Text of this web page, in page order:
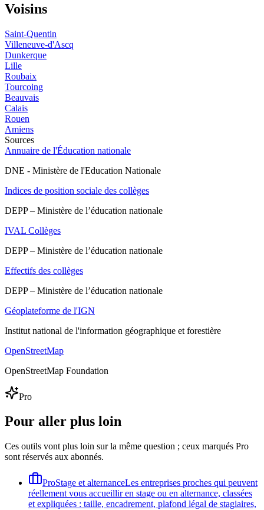
Voisins
Saint-Quentin
Villeneuve-d'Ascq
Dunkerque
Lille
Roubaix
Tourcoing
Beauvais
Calais
Rouen
Amiens
Sources
Annuaire de l'Éducation nationale
DNE - Ministère de l'Education Nationale
Indices de position sociale des collèges
DEPP – Ministère de l’éducation nationale
IVAL Collèges
DEPP – Ministère de l’éducation nationale
Effectifs des collèges
DEPP – Ministère de l’éducation nationale
Géoplateforme de l'IGN
Institut national de l'information géographique et forestière
OpenStreetMap
OpenStreetMap Foundation
Pro
Pour aller plus loin
Ces outils vont plus loin sur la même question ; ceux marqués Pro
sont réservés aux abonnés.
ProStage et alternanceLes entreprises proches qui peuvent
réellement vous accueillir en stage ou en alternance, classées
et expliquées : taille, encadrement, plafond légal de stagiaires,